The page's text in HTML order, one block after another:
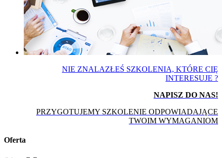
NIE ZNALAZŁEŚ SZKOLENIA, KTÓRE CIĘ
INTERESUJE ?
NAPISZ DO NAS!
PRZYGOTUJEMY SZKOLENIE ODPOWIADAJĄCE
TWOIM WYMAGANIOM
Oferta